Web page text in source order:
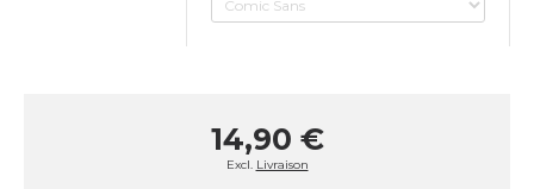
14,90 €
Excl. Livraison